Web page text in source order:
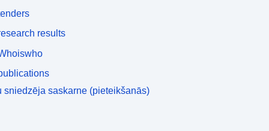
results
sniedzēja saskarne (pieteikšanās)